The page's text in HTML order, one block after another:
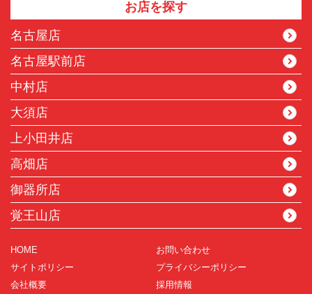
お店を探す
名古屋店
名古屋駅前店
中村店
大須店
上小田井店
高畑店
御器所店
覚王山店
HOME
お問い合わせ
サイトポリシー
プライバシーポリシー
会社概要
採用情報